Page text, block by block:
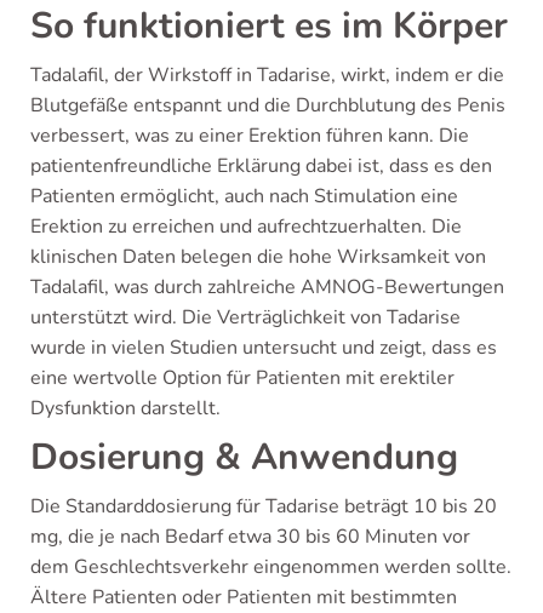
So funktioniert es im Körper
Tadalafil, der Wirkstoff in Tadarise, wirkt, indem er die
Blutgefäße entspannt und die Durchblutung des Penis
verbessert, was zu einer Erektion führen kann. Die
patientenfreundliche Erklärung dabei ist, dass es den
Patienten ermöglicht, auch nach Stimulation eine
Erektion zu erreichen und aufrechtzuerhalten. Die
klinischen Daten belegen die hohe Wirksamkeit von
Tadalafil, was durch zahlreiche AMNOG-Bewertungen
unterstützt wird. Die Verträglichkeit von Tadarise
wurde in vielen Studien untersucht und zeigt, dass es
eine wertvolle Option für Patienten mit erektiler
Dysfunktion darstellt.
Dosierung & Anwendung
Die Standarddosierung für Tadarise beträgt 10 bis 20
mg, die je nach Bedarf etwa 30 bis 60 Minuten vor
dem Geschlechtsverkehr eingenommen werden sollte.
Ältere Patienten oder Patienten mit bestimmten